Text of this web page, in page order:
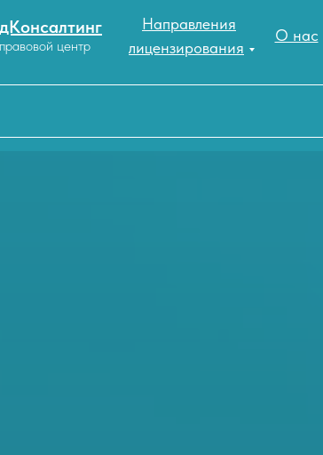
центр
Направления
лицензирования
О нас